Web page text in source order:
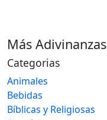
Más Adivinanzas
Categorias
Animales
Bebidas
Bíblicas y Religiosas